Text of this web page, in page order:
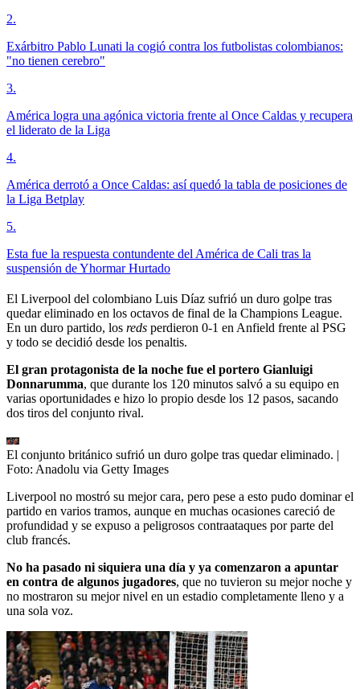
2.
Exárbitro Pablo Lunati la cogió contra los futbolistas colombianos:
"no tienen cerebro"
3.
América logra una agónica victoria frente al Once Caldas y recupera
el liderato de la Liga
4.
América derrotó a Once Caldas: así quedó la tabla de posiciones de
la Liga Betplay
5.
Esta fue la respuesta contundente del América de Cali tras la
suspensión de Yhormar Hurtado
El Liverpool del colombiano Luis Díaz sufrió un duro golpe tras
quedar eliminado en los octavos de final de la Champions League.
En un duro partido, los reds perdieron 0-1 en Anfield frente al PSG
y todo se decidió desde los penaltis.
El gran protagonista de la noche fue el portero Gianluigi
Donnarumma, que durante los 120 minutos salvó a su equipo en
varias oportunidades e hizo lo propio desde los 12 pasos, sacando
dos tiros del conjunto rival.
El conjunto británico sufrió un duro golpe tras quedar eliminado. |
Foto: Anadolu via Getty Images
Liverpool no mostró su mejor cara, pero pese a esto pudo dominar el
partido en varios tramos, aunque en muchas ocasiones careció de
profundidad y se expuso a peligrosos contraataques por parte del
club francés.
No ha pasado ni siquiera una día y ya comenzaron a apuntar
en contra de algunos jugadores, que no tuvieron su mejor noche y
no mostraron su mejor nivel en un estadio completamente lleno y a
una sola voz.